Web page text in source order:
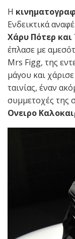
Η
Ενδεικτικά
Χάρυ Πότερ
έπλασε με
Mrs Figg, της
μάγου και
ταινίας, έναν
συμμετοχές της
Ονειρο